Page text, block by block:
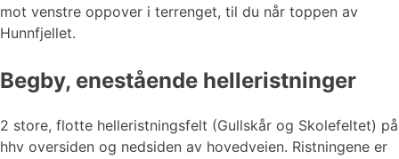
mot venstre oppover i terrenget, til du når toppen av
Hunnfjellet.
Begby, enestående helleristninger
2 store, flotte helleristningsfelt (Gullskår og Skolefeltet) på
hhv oversiden og nedsiden av hovedveien. Ristningene er